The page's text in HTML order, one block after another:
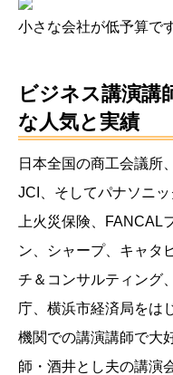
小さな会社が低予算で
ビジネス講演講
な人気と実績
日本全国の商工会議所
JCI、そしてパナソニ
上火災保険、FANCAL
ン、シャープ、キャタ
チ＆コンサルティング
庁、横浜市経済局をは
機関での講演講師で大
師・酒井とし夫の講演